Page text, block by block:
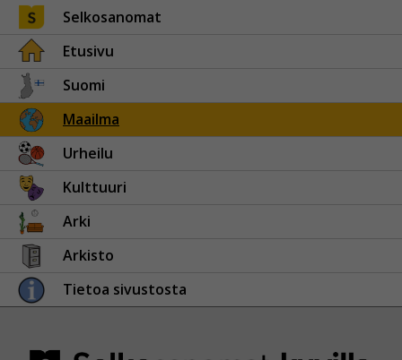
Selkosanomat
Etusivu
Suomi
Maailma
Urheilu
Kulttuuri
Arki
Arkisto
Tietoa sivustosta